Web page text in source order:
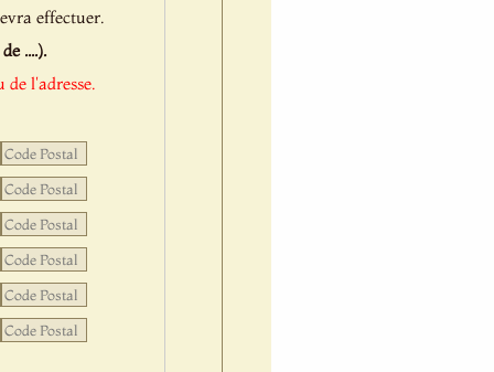
effectuer.
....).
l'adresse.